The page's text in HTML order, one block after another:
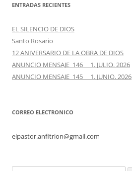
ENTRADAS RECIENTES
EL SILENCIO DE DIOS
Santo Rosario
12 ANIVERSARIO DE LA OBRA DE DIOS
ANUNCIO MENSAJE 146 1. JULIO. 2026
ANUNCIO MENSAJE 145 1. JUNIO. 2026
CORREO ELECTRONICO
elpastor.anfitrion@gmail.com